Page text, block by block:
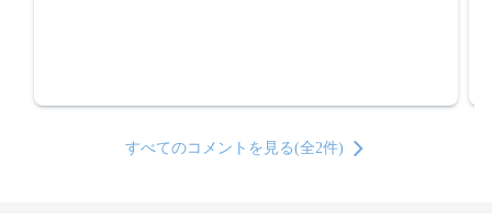
すべてのコメントを見る(全2件)